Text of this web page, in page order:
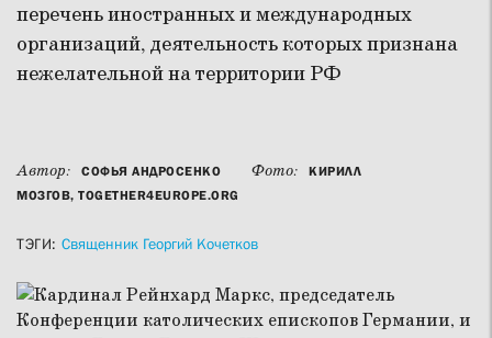
перечень иностранных и международных
организаций, деятельность которых признана
нежелательной на территории РФ
Автор: СОФЬЯ АНДРОСЕНКО Фото:
КИРИЛЛ
МОЗГОВ, TOGETHER4EUROPE.ORG
ТЭГИ: Священник Георгий Кочетков